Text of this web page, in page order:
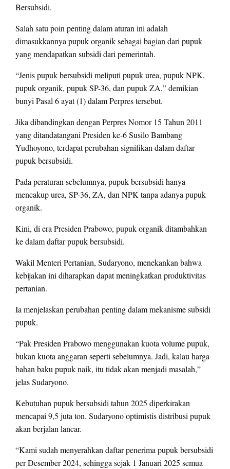
Bersubsidi.
Salah satu poin penting dalam aturan ini adalah
dimasukkannya pupuk organik sebagai bagian dari pupuk
yang mendapatkan subsidi dari pemerintah.
“Jenis pupuk bersubsidi meliputi pupuk urea, pupuk NPK,
pupuk organik, pupuk SP-36, dan pupuk ZA,” demikian
bunyi Pasal 6 ayat (1) dalam Perpres tersebut.
Jika dibandingkan dengan Perpres Nomor 15 Tahun 2011
yang ditandatangani Presiden ke-6 Susilo Bambang
Yudhoyono, terdapat perubahan signifikan dalam daftar
pupuk bersubsidi.
Pada peraturan sebelumnya, pupuk bersubsidi hanya
mencakup urea, SP-36, ZA, dan NPK tanpa adanya pupuk
organik.
Kini, di era Presiden Prabowo, pupuk organik ditambahkan
ke dalam daftar pupuk bersubsidi.
Wakil Menteri Pertanian, Sudaryono, menekankan bahwa
kebijakan ini diharapkan dapat meningkatkan produktivitas
pertanian.
Ia menjelaskan perubahan penting dalam mekanisme subsidi
pupuk.
“Pak Presiden Prabowo menggunakan kuota volume pupuk,
bukan kuota anggaran seperti sebelumnya. Jadi, kalau harga
bahan baku pupuk naik, itu tidak akan menjadi masalah,”
jelas Sudaryono.
Kebutuhan pupuk bersubsidi tahun 2025 diperkirakan
mencapai 9,5 juta ton. Sudaryono optimistis distribusi pupuk
akan berjalan lancar.
“Kami sudah menyerahkan daftar penerima pupuk bersubsidi
per Desember 2024, sehingga sejak 1 Januari 2025 semua